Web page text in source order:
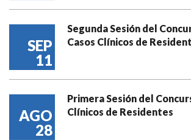
SEP
11
Segunda Sesión del
Casos Clínicos de
AGO
28
Primera Sesión del
Clínicos de Residentes